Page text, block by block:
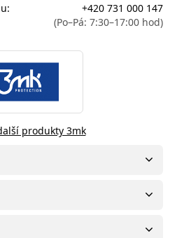
+420 731 000 147
(Po–Pá: 7:30–17:00 hod)
produkty 3mk